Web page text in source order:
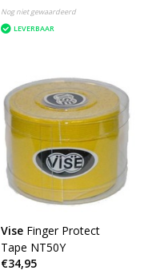
Nog niet gewaardeerd
LEVERBAAR
Vise Finger Protect
Tape NT50Y
€34,95